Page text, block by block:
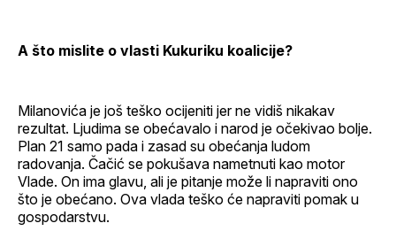
A što mislite o vlasti Kukuriku koalicije?
Milanovića je još teško ocijeniti jer ne vidiš nikakav
rezultat. Ljudima se obećavalo i narod je očekivao bolje.
Plan 21 samo pada i zasad su obećanja ludom
radovanja. Čačić se pokušava nametnuti kao motor
Vlade. On ima glavu, ali je pitanje može li napraviti ono
što je obećano. Ova vlada teško će napraviti pomak u
gospodarstvu.